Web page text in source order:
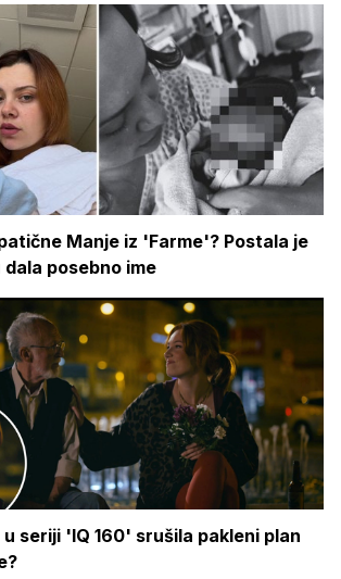
Manje iz 'Farme'? Postala je
dala posebno ime
seriji 'IQ 160' srušila pakleni plan